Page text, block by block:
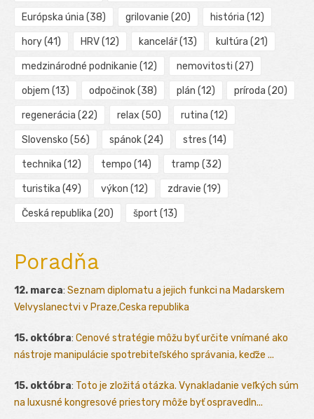
Európska únia (38) grilovanie (20) história (12)
hory(41) HRV(12) kancelář(13) kultúra (21)
medzinárodné podnikanie (12) nemovitosti (27)
objem (13) odpočinok(38) plán (12) príroda (20)
regenerácia (22) relax (50) rutina (12)
Slovensko (56) spánok(24) stres (14)
technika (12) tempo (14) tramp (32)
turistika (49) výkon (12) zdravie (19)
Česká republika (20) šport (13)
Poradňa
12. marca: Seznam diplomatu a jejich funkci na Madarskem
Velvyslanectvi v Praze,Ceska republika
15. októbra: Cenové stratégie môžu byť určite vnímané ako
nástroje manipulácie spotrebiteľského správania, keďže ...
15. októbra: Toto je zložitá otázka. Vynakladanie veľkých súm
na luxusné kongresové priestory môže byť ospravedln...